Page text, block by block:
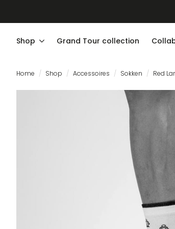
Shop Grand Tour collection
Home Shop Accessoires Sokken Red